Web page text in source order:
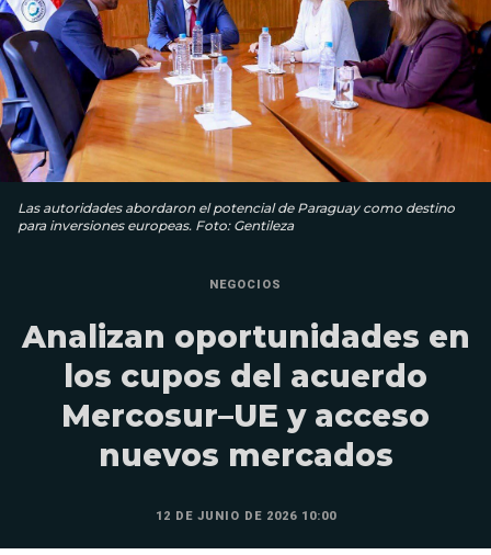
Las autoridades abordaron el potencial de Paraguay como destino
para inversiones europeas. Foto: Gentileza
NEGOCIOS
Analizan oportunidades en
los cupos del acuerdo
Mercosur–UE y acceso
nuevos mercados
12 DE JUNIO DE 2026 10:00